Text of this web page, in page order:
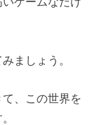
ましょう。
、この世界を